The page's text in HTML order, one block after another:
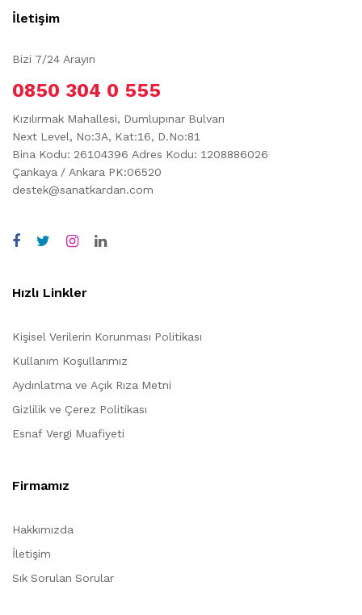
İletişim
Bizi 7/24 Arayın
0850 304 0 555
Kızılırmak Mahallesi, Dumlupınar Bulvarı
Next Level, No:3A, Kat:16, D.No:81
Bina Kodu: 26104396 Adres Kodu: 1208886026
Çankaya / Ankara PK:06520
destek@sanatkardan.com
Hızlı Linkler
Kişisel Verilerin Korunması Politikası
Kullanım Koşullarımız
Aydınlatma ve Açık Rıza Metni
Gizlilik ve Çerez Politikası
Esnaf Vergi Muafiyeti
Firmamız
Hakkımızda
İletişim
Sık Sorulan Sorular